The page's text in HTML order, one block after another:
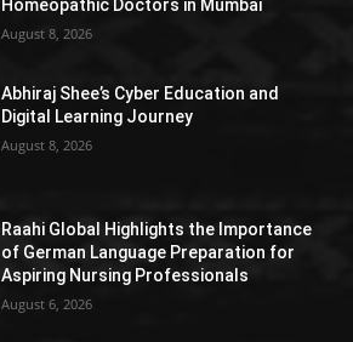
Homeopathic Doctors in Mumbai
August 8, 2026
Abhiraj Shee’s Cyber Education and
Digital Learning Journey
August 8, 2026
Raahi Global Highlights the Importance
of German Language Preparation for
Aspiring Nursing Professionals
August 6, 2026